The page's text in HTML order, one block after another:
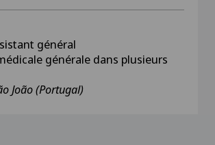
général
générale dans plusieurs
João (Portugal)